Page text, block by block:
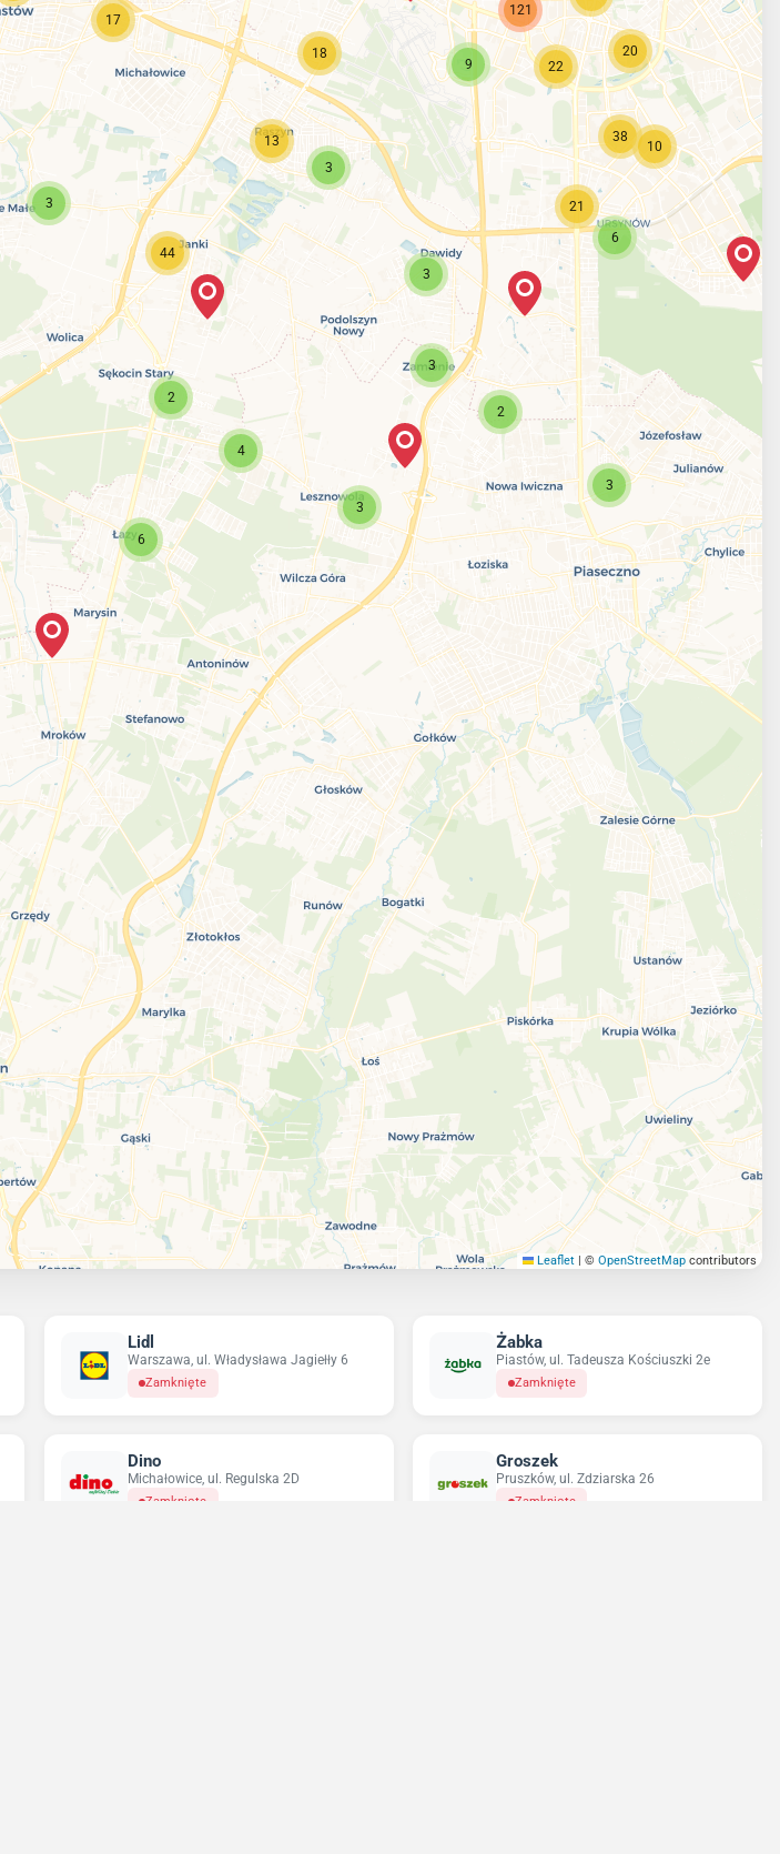
17
3
13
3
2
3
9
4
3
22
6
2
3
6
18
44
121
20
21
38
10
3
Leaflet | © OpenStreetMap contributors
Lidl
Warszawa, ul. Władysława Jagiełły 6
Zamknięte
Żabka
Piastów, ul. Tadeusza Kościuszki 2e
Zamknięte
Dino
Michałowice, ul. Regulska 2D
Zamknięte
Groszek
Pruszków, ul. Zdziarska 26
Zamknięte